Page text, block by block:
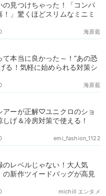
の見つけちゃった！「コンパ
！」驚くほどスリムなミニミ
海原藍
て本当に良かった～！“あの恐
る！気軽に始められる対策シ
海原藍
アーが正解♡ユニクロのショ
げ＆冷房対策で使える！
emi_fashion_1122
のレベルじゃない！大人気
の新作ツイードバッグが高見
michill エンタメ